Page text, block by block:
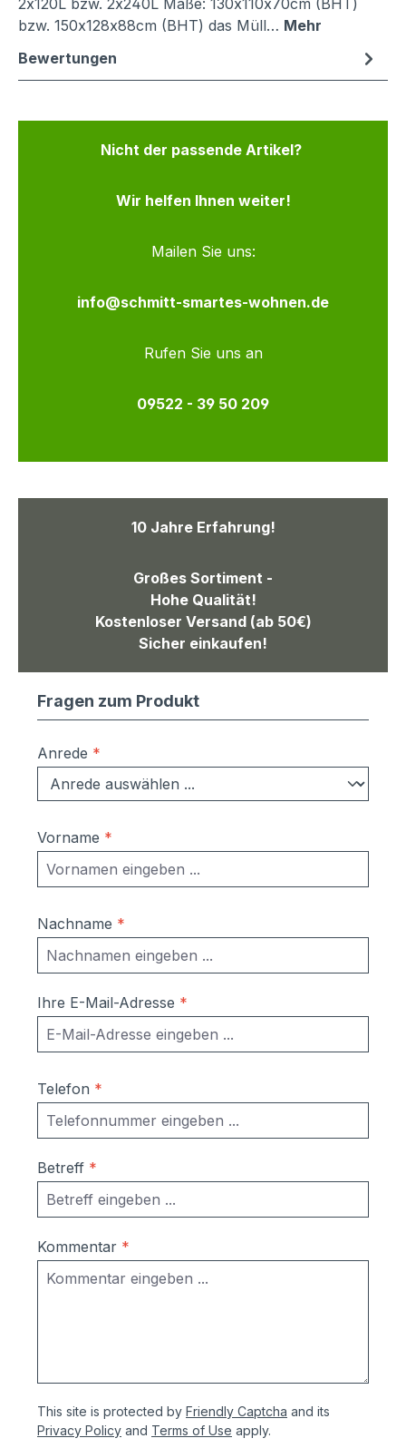
2x120L bzw. 2x240L Maße: 130x110x70cm (BHT)
bzw. 150x128x88cm (BHT) das Müll… Mehr
Bewertungen
Nicht der passende Artikel?
Wir helfen Ihnen weiter!
Mailen Sie uns:
info@schmitt-smartes-wohnen.de
Rufen Sie uns an
09522 - 39 50 209
10 Jahre Erfahrung!
Großes Sortiment -
Hohe Qualität!
Kostenloser Versand (ab 50€)
Sicher einkaufen!
Fragen zum Produkt
Anrede *
Vorname *
Nachname *
Ihre E-Mail-Adresse *
Telefon *
Betreff *
Kommentar *
This site is protected by Friendly Captcha and its
Privacy Policy and Terms of Use apply.